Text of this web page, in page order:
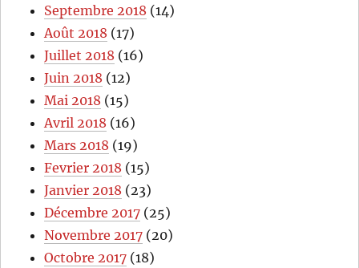
Septembre 2018 (14)
Août 2018 (17)
Juillet 2018 (16)
Juin 2018 (12)
Mai 2018 (15)
Avril 2018 (16)
Mars 2018 (19)
Fevrier 2018 (15)
Janvier 2018 (23)
Décembre 2017 (25)
Novembre 2017 (20)
Octobre 2017 (18)